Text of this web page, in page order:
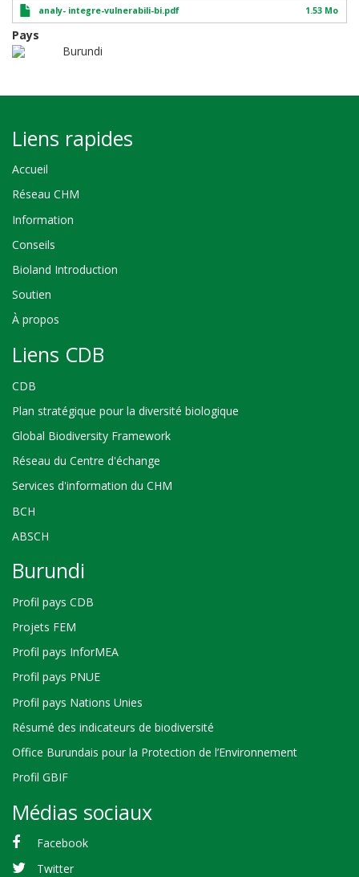
analy- integre-vulnerabili-bi.pdf 1.53 Mo
Pays
Burundi
Liens rapides
Accueil
Réseau CHM
Information
Conseils
Bioland Introduction
Soutien
À propos
Liens CDB
CDB
Plan stratégique pour la diversité biologique
Global Biodiversity Framework
Réseau du Centre d'échange
Services d'information du CHM
BCH
ABSCH
Burundi
Profil pays CDB
Projets FEM
Profil pays InforMEA
Profil pays PNUE
Profil pays Nations Unies
Résumé des indicateurs de biodiversité
Office Burundais pour la Protection de l’Environnement
Profil GBIF
Médias sociaux
Facebook
Twitter